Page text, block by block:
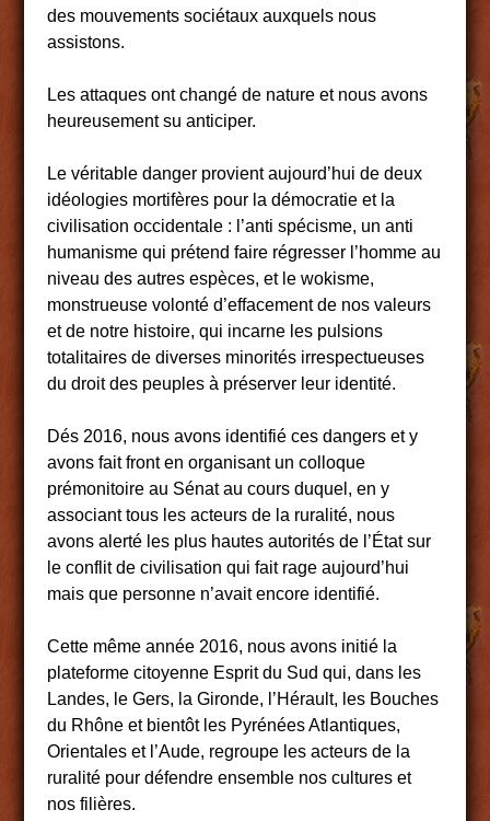
des mouvements sociétaux auxquels nous
assistons.
Les attaques ont changé de nature et nous avons
heureusement su anticiper.
Le véritable danger provient aujourd’hui de deux
idéologies mortifères pour la démocratie et la
civilisation occidentale : l’anti spécisme, un anti
humanisme qui prétend faire régresser l’homme au
niveau des autres espèces, et le wokisme,
monstrueuse volonté d’effacement de nos valeurs
et de notre histoire, qui incarne les pulsions
totalitaires de diverses minorités irrespectueuses
du droit des peuples à préserver leur identité.
Dés 2016, nous avons identifié ces dangers et y
avons fait front en organisant un colloque
prémonitoire au Sénat au cours duquel, en y
associant tous les acteurs de la ruralité, nous
avons alerté les plus hautes autorités de l’État sur
le conflit de civilisation qui fait rage aujourd’hui
mais que personne n’avait encore identifié.
Cette même année 2016, nous avons initié la
plateforme citoyenne Esprit du Sud qui, dans les
Landes, le Gers, la Gironde, l’Hérault, les Bouches
du Rhône et bientôt les Pyrénées Atlantiques,
Orientales et l’Aude, regroupe les acteurs de la
ruralité pour défendre ensemble nos cultures et
nos filières.